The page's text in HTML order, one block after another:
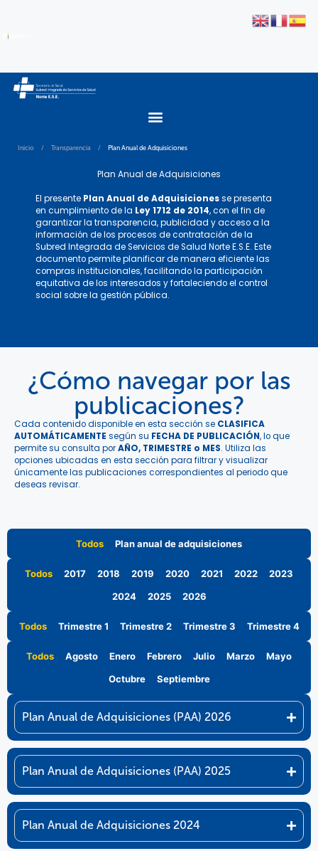
Inicio / Transparencia / Plan Anual de Adquisiciones
Plan Anual de Adquisiciones
El presente Plan Anual de Adquisicionesse presenta
en cumplimiento de la Ley 1712 de 2014, con el fin de
garantizar la transparencia, publicidad y acceso a la
información de los procesos de contratación de la
Subred Integrada de Servicios de Salud Norte E.S.E. Este
documento permite planificar de manera eficiente las
compras institucionales, facilitando la participación
equitativa de los interesados y fortaleciendo el control
social sobre la gestión pública.
¿Cómo navegar por las
publicaciones?
Cada contenido disponible en esta sección se CLASIFICA
AUTOMÁTICAMENTE según su FECHA DE PUBLICACIÓN, lo que
permite su consulta porAÑO, TRIMESTRE o MES. Utiliza las
opciones ubicadas en esta sección para filtrar y visualizar
únicamente las publicaciones correspondientes al periodo que
deseas revisar.
Plan anual de adquisiciones
Todos
2017 2018 2019 2020 2021 2022
2023
2024
2025 2026
Todos
Trimestre 1 Trimestre 2 Trimestre 3 Trimestre 4
Todos
Agosto Enero Febrero Julio Marzo
Mayo
Octubre
Septiembre
Todos
Plan Anual de Adquisiciones (PAA) 2026
Plan Anual de Adquisiciones (PAA) 2025
Plan Anual de Adquisiciones 2024